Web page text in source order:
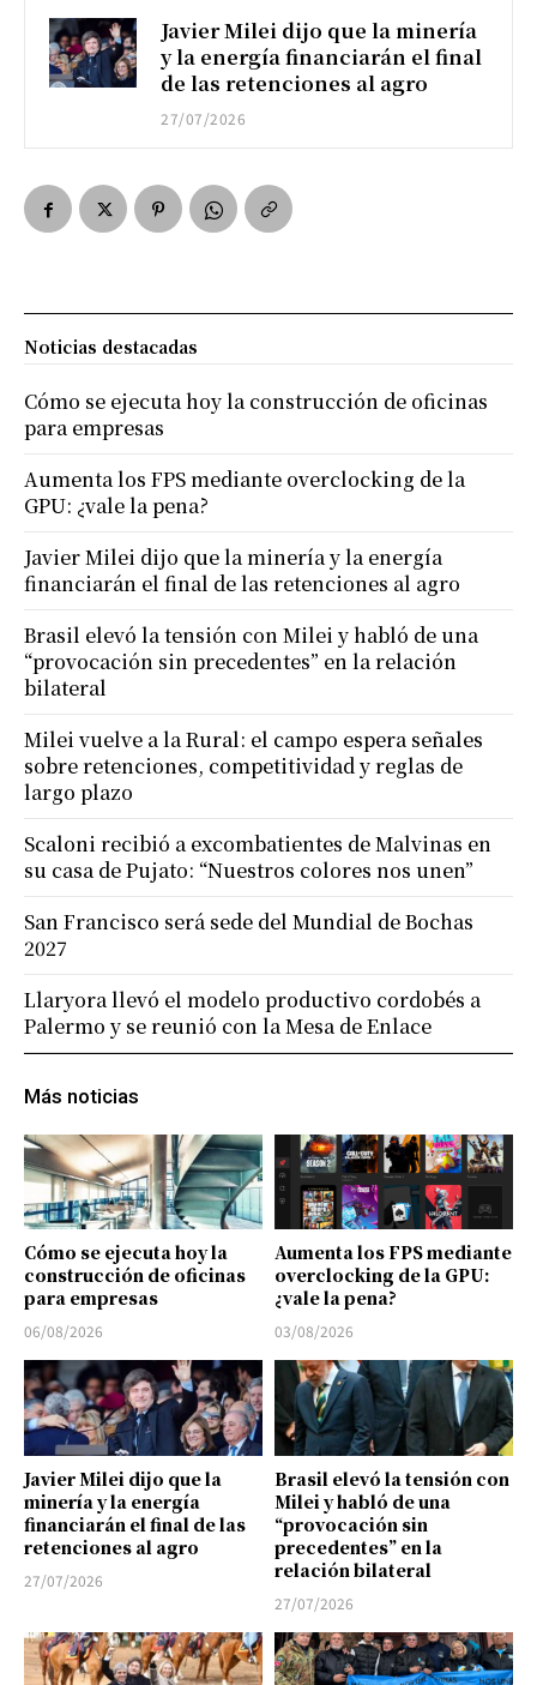
Javier Milei dijo que la minería
y la energía financiarán el final
de las retenciones al agro
27/07/2026
Más noticias
Cómo se ejecuta hoy la
construcción de oficinas
para empresas
06/08/2026
Aumenta los FPS mediante
overclocking de la GPU:
¿vale la pena?
03/08/2026
Javier Milei dijo que la
minería y la energía
financiarán el final de las
retenciones al agro
27/07/2026
Brasil elevó la tensión con
Milei y habló de una
“provocación sin
precedentes” en la
relación bilateral
27/07/2026
Noticias destacadas
Cómo se ejecuta hoy la construcción de oficinas
para empresas
Aumenta los FPS mediante overclocking de la
GPU: ¿vale la pena?
Javier Milei dijo que la minería y la energía
financiarán el final de las retenciones al agro
Brasil elevó la tensión con Milei y habló de una
“provocación sin precedentes” en la relación
bilateral
Milei vuelve a la Rural: el campo espera señales
sobre retenciones, competitividad y reglas de
largo plazo
Scaloni recibió a excombatientes de Malvinas en
su casa de Pujato: “Nuestros colores nos unen”
San Francisco será sede del Mundial de Bochas
2027
Llaryora llevó el modelo productivo cordobés a
Palermo y se reunió con la Mesa de Enlace